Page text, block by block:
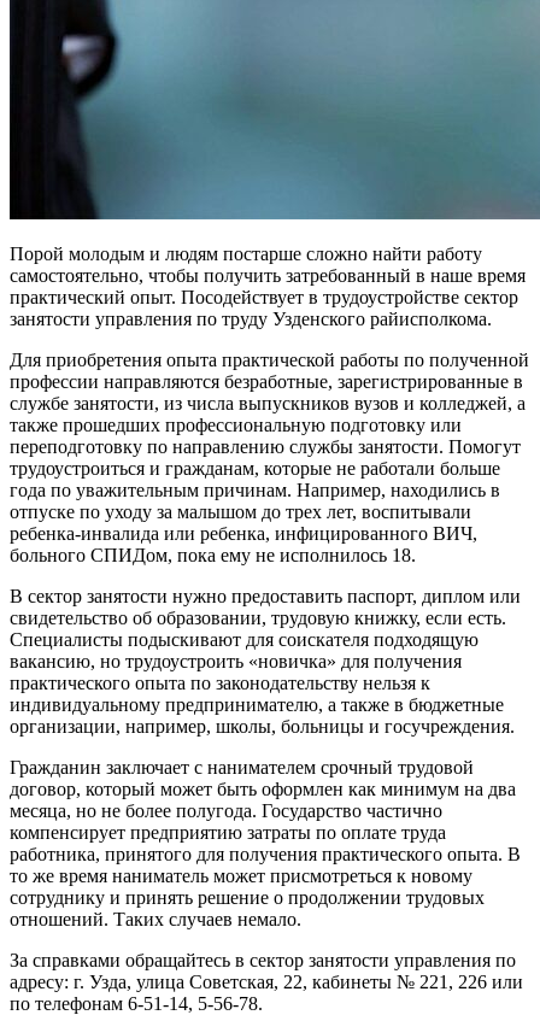
Порой молодым и людям постарше сложно найти работу
самостоятельно, чтобы получить затребованный в наше время
практический опыт. Посодействует в трудоустройстве сектор
занятости управления по труду Узденского райисполкома.
Для приобретения опыта практической работы по полученной
профессии направляются безработные, зарегистрированные в
службе занятости, из числа выпускников вузов и колледжей, а
также прошедших профессиональную подготовку или
переподготовку по направлению службы занятости. Помогут
трудоустроиться и гражданам, которые не работали больше
года по уважительным причинам. Например, находились в
отпуске по уходу за малышом до трех лет, воспитывали
ребенка-инвалида или ребенка, инфицированного ВИЧ,
больного СПИДом, пока ему не исполнилось 18.
В сектор занятости нужно предоставить паспорт, диплом или
свидетельство об образовании, трудовую книжку, если есть.
Специалисты подыскивают для соискателя подходящую
вакансию, но трудоустроить «новичка» для получения
практического опыта по законодательству нельзя к
индивидуальному предпринимателю, а также в бюджетные
организации, например, школы, больницы и госучреждения.
Гражданин заключает с нанимателем срочный трудовой
договор, который может быть оформлен как минимум на два
месяца, но не более полугода. Государство частично
компенсирует предприятию затраты по оплате труда
работника, принятого для получения практического опыта. В
то же время наниматель может присмотреться к новому
сотруднику и принять решение о продолжении трудовых
отношений. Таких случаев немало.
За справками обращайтесь в сектор занятости управления по
адресу: г. Узда, улица Советская, 22, кабинеты № 221, 226 или
по телефонам 6-51-14, 5-56-78.